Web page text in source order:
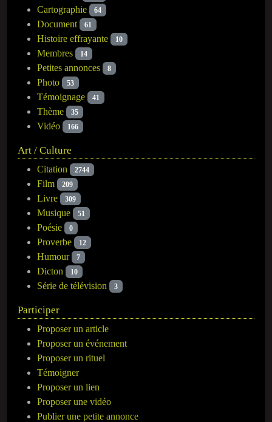
Cartographie 64
Document 61
Histoire effrayante 10
Membres 14
Petites annonces 8
Photo 53
Témoignage 41
Thème 35
Vidéo 166
Art / Culture
Citation 2744
Film 209
Livre 309
Musique 51
Poésie 0
Proverbe 12
Humour 7
Dicton 10
Série de télévision 3
Participer
Proposer un article
Proposer un événement
Proposer un rituel
Témoigner
Proposer un lien
Proposer une vidéo
Publier une petite annonce